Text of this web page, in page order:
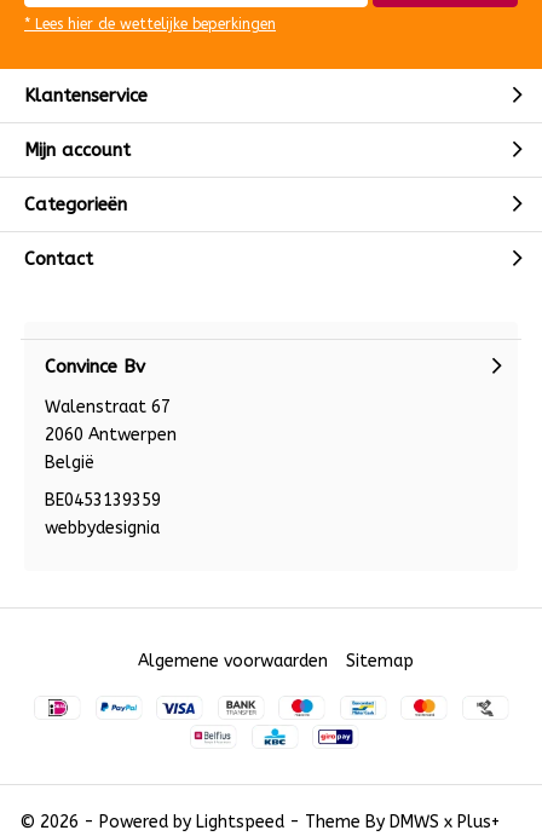
* Lees hier de wettelijke beperkingen
Klantenservice
Mijn account
Categorieën
Contact
Convince Bv
Walenstraat 67
2060 Antwerpen
België
BE0453139359
webbydesignia
© 2026 - Powered by Lightspeed- Theme By DMWS x Plus+
Algemene voorwaarden Sitemap